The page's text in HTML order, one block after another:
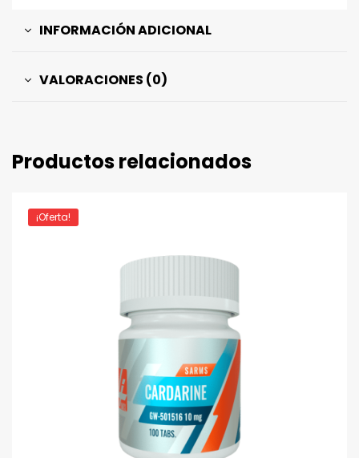
INFORMACIÓN ADICIONAL
VALORACIONES (0)
Productos relacionados
¡Oferta!